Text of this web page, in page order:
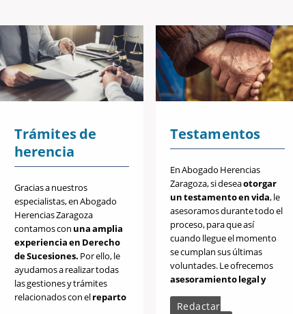
Trámites de
herencia
Gracias a nuestros
especialistas, en Abogado
Herencias Zaragoza
contamos con una amplia
experiencia en Derecho
de Sucesiones. Por ello, le
ayudamos a realizar todas
las gestiones y trámites
relacionados con elreparto
Testamentos
En Abogado Herencias
Zaragoza, si deseaotorgar
un testamento en vida, le
asesoramos durante todo el
proceso, para que así
cuando llegue el momento
se cumplan sus últimas
voluntades. Le ofrecemos
asesoramiento legal y
consultarnos.
Redactar